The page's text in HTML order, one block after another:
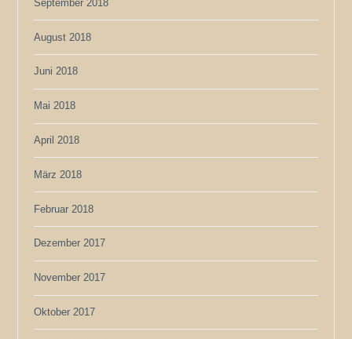
September 2018
August 2018
Juni 2018
Mai 2018
April 2018
März 2018
Februar 2018
Dezember 2017
November 2017
Oktober 2017